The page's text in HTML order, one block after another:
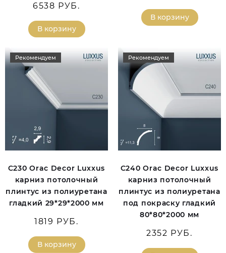
6538 РУБ.
В корзину
В корзину
Рекомендуем
C230 Orac Decor Luxxus
карниз потолочный
плинтус из полиуретана
гладкий 29*29*2000 мм
1819 РУБ.
В корзину
Рекомендуем
C240 Orac Decor Luxxus
карниз потолочный
плинтус из полиуретана
под покраску гладкий
80*80*2000 мм
2352 РУБ.